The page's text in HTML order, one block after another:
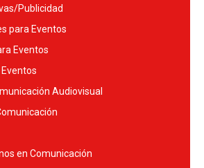
Publicidad
para Eventos
Eventos
Audiovisual
en Comunicación